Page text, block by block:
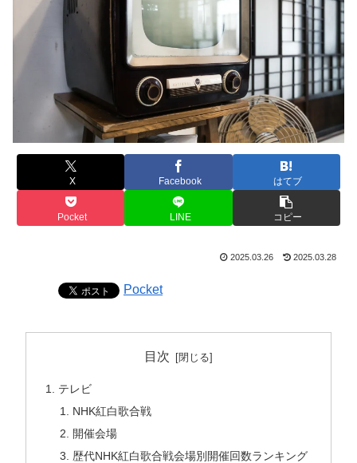
X Facebook はてブ
Pocket LINE コピー
2025.03.26 2025.03.28
Pocket
目次
テレビ
NHK紅白歌合戦
開催会場
歴代NHK紅白歌合戦会場別開催回数ランキング